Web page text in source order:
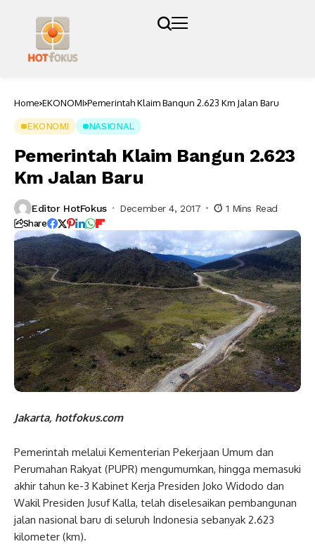
Home EKONOMI Pemerintah Klaim Bangun 2.623 Km Jalan Baru
EKONOMI NASIONAL
Pemerintah Klaim Bangun 2.623
Km Jalan Baru
Editor HotFokus December 4, 2017 1 Mins Read
Share
Jakarta, hotfokus.com
Pemerintah melalui Kementerian Pekerjaan Umum dan
Perumahan Rakyat (PUPR) mengumumkan, hingga memasuki
akhir tahun ke-3 Kabinet Kerja Presiden Joko Widodo dan
Wakil Presiden Jusuf Kalla, telah diselesaikan pembangunan
jalan nasional baru di seluruh Indonesia sebanyak 2.623
kilometer (km).